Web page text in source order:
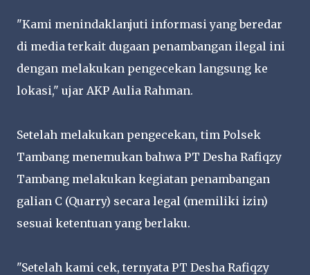
"Kami menindaklanjuti informasi yang beredar
di media terkait dugaan penambangan ilegal ini
dengan melakukan pengecekan langsung ke
lokasi," ujar AKP Aulia Rahman.
Setelah melakukan pengecekan, tim Polsek
Tambang menemukan bahwa PT Desha Rafiqzy
Tambang melakukan kegiatan penambangan
galian C (Quarry) secara legal (memiliki izin)
sesuai ketentuan yang berlaku.
"Setelah kami cek, ternyata PT Desha Rafiqzy